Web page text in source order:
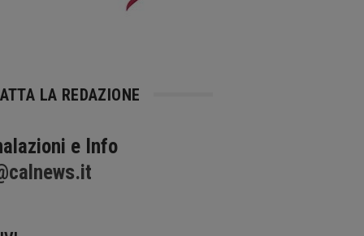
LA REDAZIONE
e Info